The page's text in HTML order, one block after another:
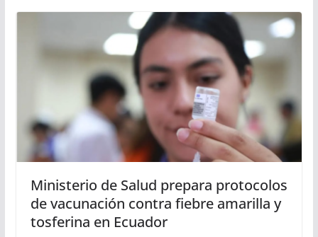
Ministerio de Salud prepara protocolos
de vacunación contra fiebre amarilla y
tosferina en Ecuador